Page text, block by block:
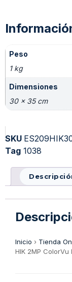
Peso
1 kg
Dimensiones
30 × 35 cm
SKU
Tag 1038
Inicio › Tienda
HIK 2MP ColorVu